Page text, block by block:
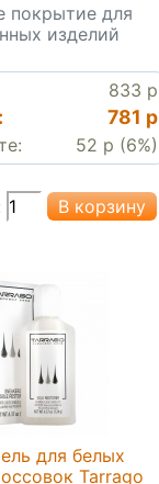
покрытие для
изделий
833 р
781 р
52 р (6%)
для белых
Tarrago